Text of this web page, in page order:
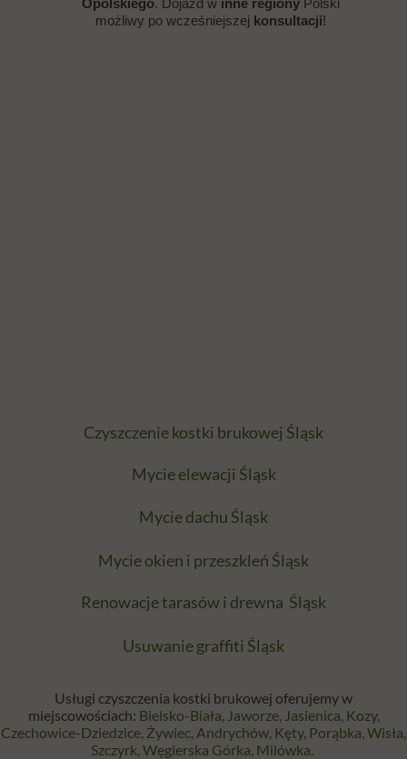
Usuwanie graffiti Śląsk
Mycie okien i przeszkleń Śląsk
Renowacje tarasów i drewna Śląsk
Mycie dachu Śląsk
Mycie elewacji Śląsk
Czyszczenie kostki brukowej Śląsk
Usługi czyszczenia kostki brukowej oferujemy w
miejscowościach: Bielsko-Biała, Jaworze, Jasienica, Kozy,
Czechowice-Dziedzice, Żywiec, Andrychów, Kęty, Porąbka, Wisła,
Szczyrk, Węgierska Górka, Milówka.
Opolskiego. Dojazd w inne regionyPolski
możliwy po wcześniejszej konsultacji!